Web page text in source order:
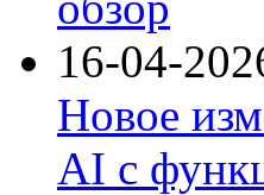
16-04-
Новое
AI с